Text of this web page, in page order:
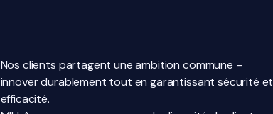
Nos clients partagent une ambition commune –
innover durablement tout en garantissant sécurité et
efficacité.